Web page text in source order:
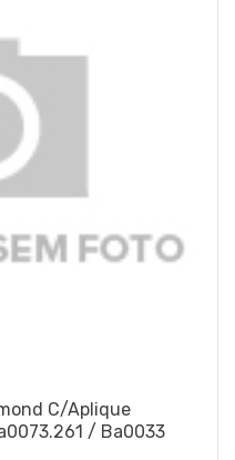
C/Aplique
/ Ba0033